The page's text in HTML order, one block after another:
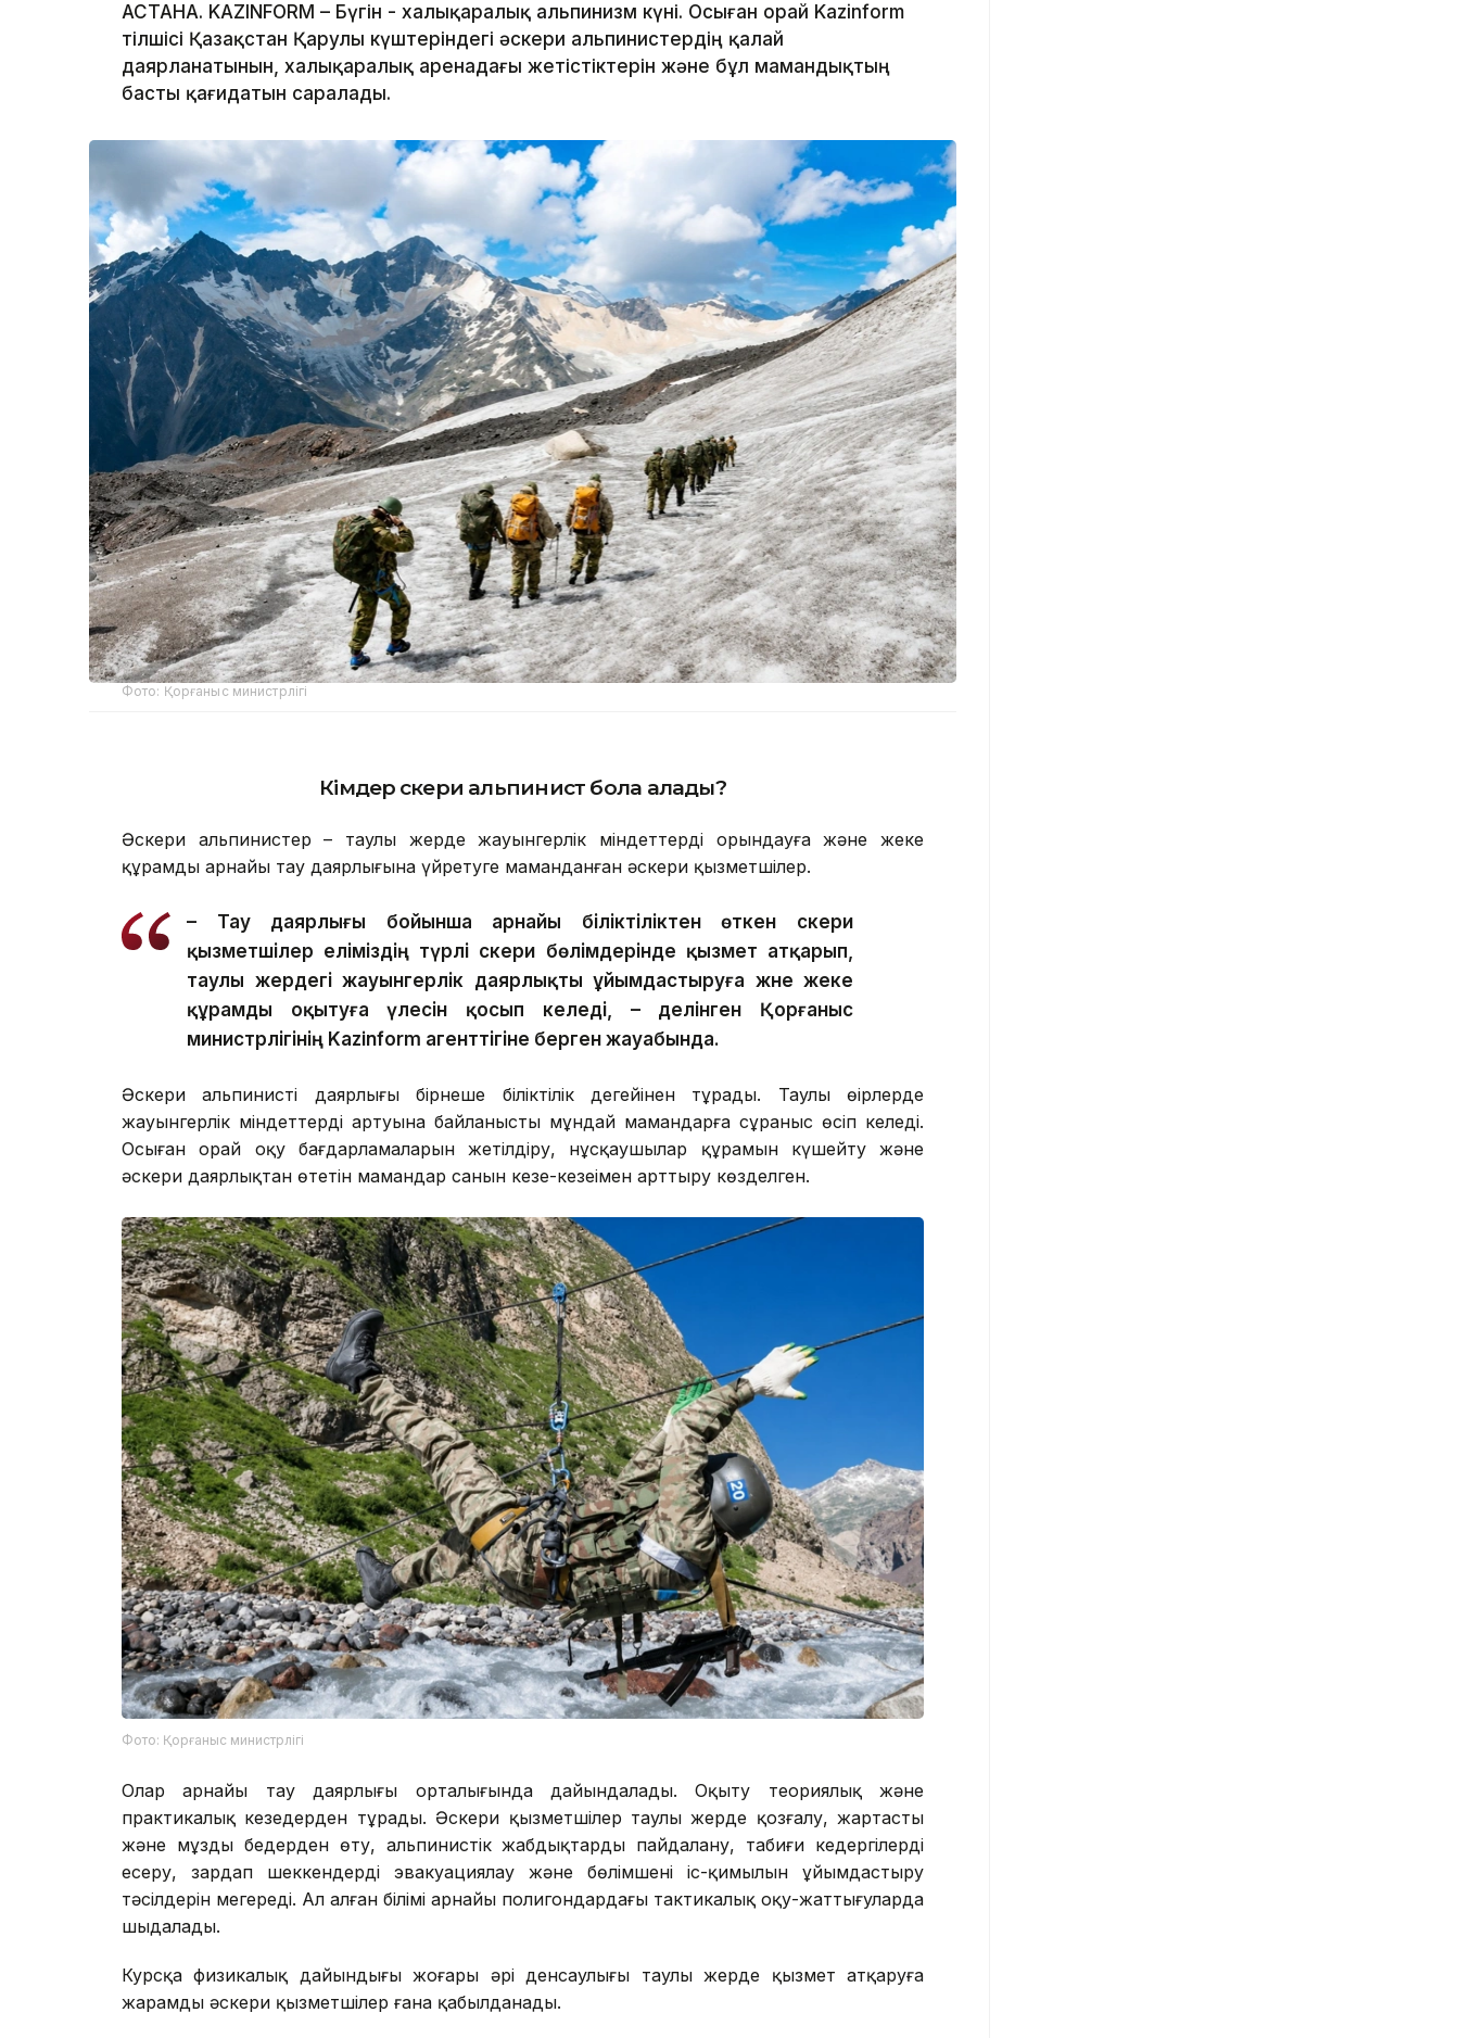
АСТАНА. KAZINFORM – Бүгін - халықаралық альпинизм күні. Осыған орай Kazinform
тілшісі Қазақстан Қарулы күштеріндегі әскери альпинистердің қалай
даярланатынын, халықаралық аренадағы жетістіктерін және бұл мамандықтың
басты қағидатын саралады.
Фото: Қорғаныс министрлігі
Кімдер әскери альпинист бола алады?
Әскери альпинистер – таулы жерде жауынгерлік міндеттерді орындауға және жеке
құрамды арнайы тау даярлығына үйретуге маманданған әскери қызметшілер.
– Тау даярлығы бойынша арнайы біліктіліктен өткен әскери
қызметшілер еліміздің түрлі әскери бөлімдерінде қызмет атқарып,
таулы жердегі жауынгерлік даярлықты ұйымдастыруға және жеке
құрамды оқытуға үлесін қосып келеді, – делінген Қорғаныс
министрлігінің Kazinform агенттігіне берген жауабында.
Әскери альпинистің даярлығы бірнеше біліктілік деңгейінен тұрады. Таулы өңірлерде
жауынгерлік міндеттердің артуына байланысты мұндай мамандарға сұраныс өсіп келеді.
Осыған орай оқу бағдарламаларын жетілдіру, нұсқаушылар құрамын күшейту және
әскери даярлықтан өтетін мамандар санын кезең-кезеңімен арттыру көзделген.
Фото: Қорғаныс министрлігі
Олар арнайы тау даярлығы орталығында дайындалады. Оқыту теориялық және
практикалық кезеңдерден тұрады. Әскери қызметшілер таулы жерде қозғалу, жартасты
және мұзды бедерден өту, альпинистік жабдықтарды пайдалану, табиғи кедергілерді
еңсеру, зардап шеккендерді эвакуациялау және бөлімшенің іс-қимылын ұйымдастыру
тәсілдерін меңгереді. Ал алған білімі арнайы полигондардағы тактикалық оқу-жаттығуларда
шыңдалады.
Курсқа физикалық дайындығы жоғары әрі денсаулығы таулы жерде қызмет атқаруға
жарамды әскери қызметшілер ғана қабылданады.